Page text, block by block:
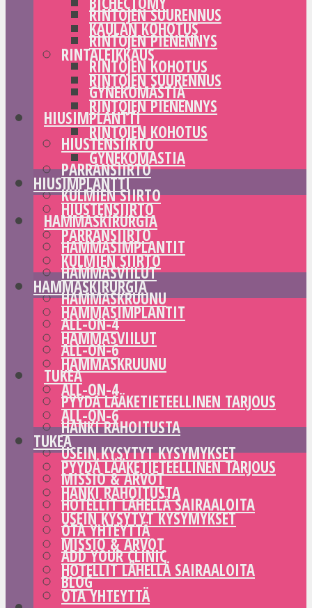
RINTOJEN SUURENNUS
RINTOJEN PIENENNYS
RINTOJEN KOHOTUS
GYNEKOMASTIA
HIUSIMPLANTTI
HIUSTENSIIRTO
PARRANSIIRTO
KULMIEN SIIRTO
HAMMASKIRURGIA
HAMMASIMPLANTIT
HAMMASVIILUT
HAMMASKRUUNU
ALL-ON-4
ALL-ON-6
TUKEA
PYYDÄ LÄÄKETIETEELLINEN TARJOUS
HANKI RAHOITUSTA
USEIN KYSYTYT KYSYMYKSET
MISSIO & ARVOT
HOTELLIT LÄHELLÄ SAIRAALOITA
OTA YHTEYTTÄ
ADD YOUR CLINIC
BLOG
KAULAN KOHOTUS
RINTALEIKKAUS
RINTOJEN SUURENNUS
RINTOJEN PIENENNYS
RINTOJEN KOHOTUS
GYNEKOMASTIA
HIUSIMPLANTTI
HIUSTENSIIRTO
PARRANSIIRTO
KULMIEN SIIRTO
HAMMASKIRURGIA
HAMMASIMPLANTIT
HAMMASVIILUT
HAMMASKRUUNU
ALL-ON-4
ALL-ON-6
TUKEA
PYYDÄ LÄÄKETIETEELLINEN TARJOUS
HANKI RAHOITUSTA
USEIN KYSYTYT KYSYMYKSET
MISSIO & ARVOT
HOTELLIT LÄHELLÄ SAIRAALOITA
OTA YHTEYTTÄ